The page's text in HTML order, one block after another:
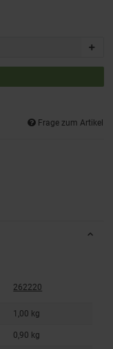
Frage zum Artikel
262220
1,00 kg
0,90 kg